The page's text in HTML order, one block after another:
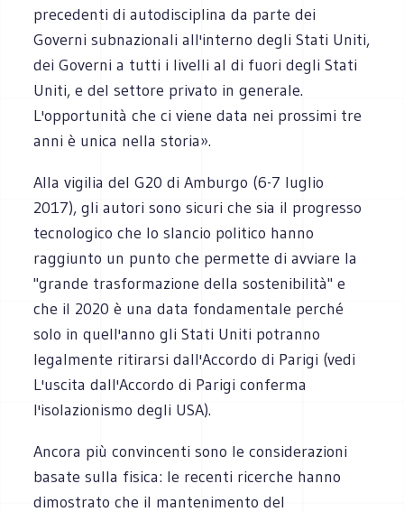
precedenti di autodisciplina da parte dei
Governi subnazionali all'interno degli Stati Uniti,
dei Governi a tutti i livelli al di fuori degli Stati
Uniti, e del settore privato in generale.
L'opportunità che ci viene data nei prossimi tre
anni è unica nella storia».
Alla vigilia del G20 di Amburgo (6-7 luglio
2017), gli autori sono sicuri che sia il progresso
tecnologico che lo slancio politico hanno
raggiunto un punto che permette di avviare la
"grande trasformazione della sostenibilità" e
che il 2020 è una data fondamentale perché
solo in quell'anno gli Stati Uniti potranno
legalmente ritirarsi dall'Accordo di Parigi (vedi
L'uscita dall'Accordo di Parigi conferma
l'isolazionismo degli USA).
Ancora più convincenti sono le considerazioni
basate sulla fisica: le recenti ricerche hanno
dimostrato che il mantenimento del